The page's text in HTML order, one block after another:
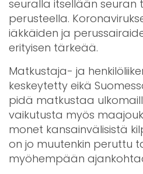
seuralla itsellään seuran
perusteella.
iäkkäiden ja
erityisen tärkeää.
Matkustaja- ja
keskeytetty eikä
pidä matkustaa
vaikutusta myös
monet kansainvälisistä
on jo muutenkin peruttu
myöhempään